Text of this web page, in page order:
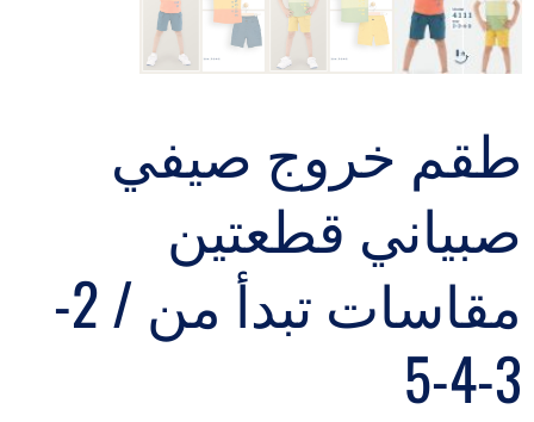
طقم خروج صيفي
صبياني قطعتين
مقاسات تبدأ من / 2-
3-4-5